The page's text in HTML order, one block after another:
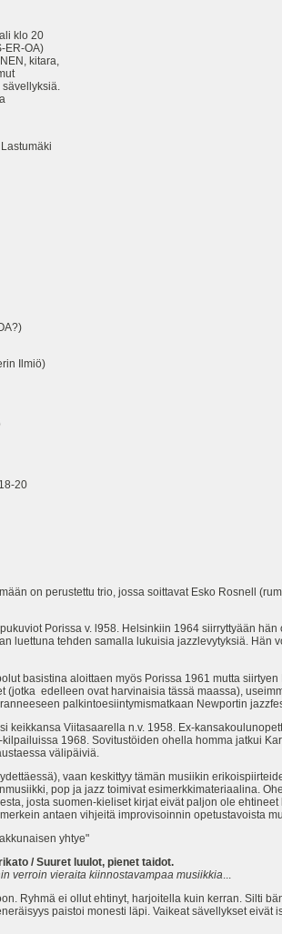
klo 20
OA)
kitara,
Ilmiö)
20
on perustettu trio, jossa soittavat Esko Rosnell
Porissa v. l958. Helsinkiin 1964 siirryttyään hän
luettuna tehden samalla lukuisia jazzlevytyksiä. Hän
aloittaen myös Porissa 1961 mutta siirtyen
edelleen ovat harvinaisia tässä maassa),
palkintoesiintymismatkaan Newportin
keikkansa Viitasaarella n.v. 1958. Ex-
1968. Sovitustöiden ohella homma jatkui
välipäiviä.
vaan keskittyy tämän musiikin
pop ja jazz toimivat esimerkkimateriaalina.
josta suomen-kieliset kirjat eivät paljon ole
antaen vihjeitä improvisoinnin opetustavoista
yhtye"
/ Suuret luulot, pienet taidot.
verroin vieraita kiinnostavampaa musiikkia...
Ryhmä ei ollut ehtinyt, harjoitella kuin kerran. Silti
paistoi monesti läpi. Vaikeat sävellykset eivät